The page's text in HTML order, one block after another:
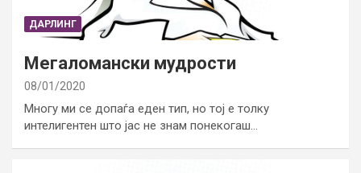
ДАРЛИНГ
Мегаломански мудрости
08/01/2020
Многу ми се допаѓа еден тип, но тој е толку
интелигентен што јас не знам понекогаш…